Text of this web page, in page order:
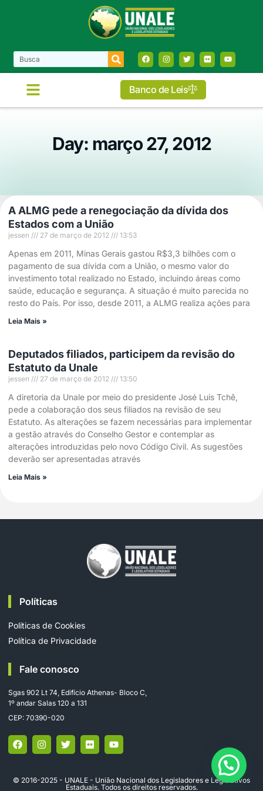
Banco de Leis
Day: março 27, 2012
A ALMG pede a renegociação da dívida dos
Estados com a União
jessen 27 de março de 2012 13:53
Apenas em 2011, Minas Gerais gastou R$3,3 bilhões com o
pagamento de sua dívida com a União, o mesmo valor do
investimento total realizado no Estado, incluindo áreas como
saúde, educação e segurança. A situação é muito parecida no
resto do País. Por isso, desde 2011, a ALMG realiza ações para
Leia Mais »
Deputados filiados, participem da revisão do
Estatuto da Unale
jessen 27 de março de 2012 13:50
A diretoria da Unale por meio do presidente José Luis Tchê,
pede a colaboração dos seus filiados na revisão de seu
Estatuto. As alterações se fazem necessárias para implementar
a gestão através do Conselho Gestor e contemplar as
alterações introduzidas pelo novo Código Civil. As sugestões
deverão ser apresentadas através
Leia Mais »
Políticas
Políticas de Cookies
Política de Privacidade
Fale conosco
Sgas 902 Lt 74, Edifício Athenas- Bloco C,
1º andar Salas 120 a 131
CEP: 70390-020
© 2016-2025 - UNALE - União Nacional dos Legisladores e Legislativos
Estaduais. Todos os direitos reservados.